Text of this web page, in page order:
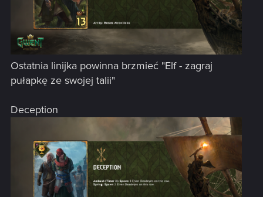
Ostatnia linijka powinna brzmieć "Elf - zagraj
pułapkę ze swojej talii"
Deception